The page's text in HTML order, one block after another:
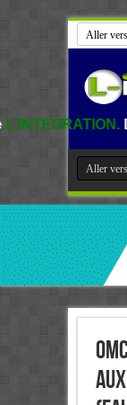
L'information au